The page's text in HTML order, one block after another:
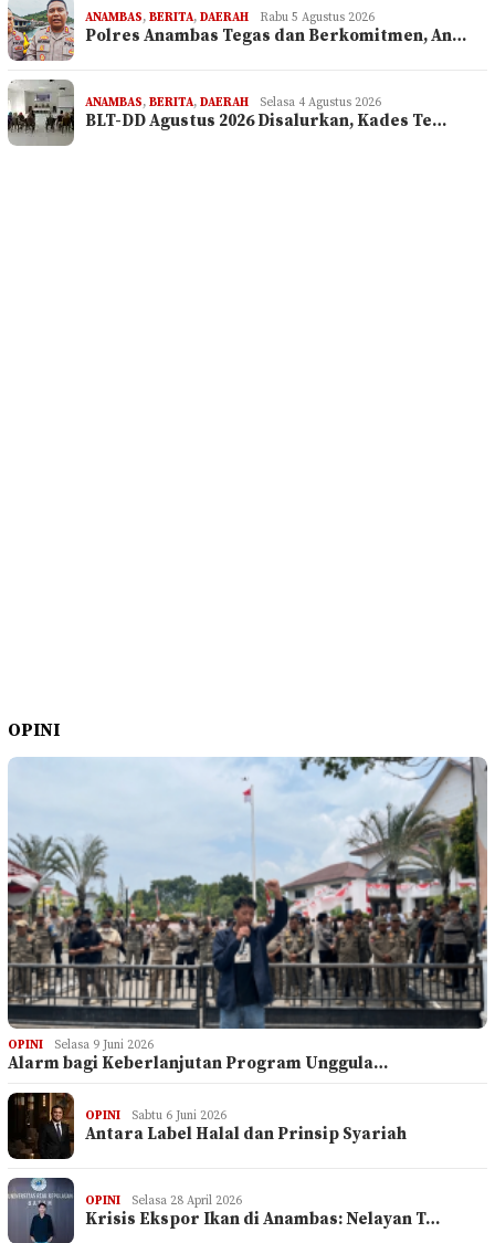
ANAMBAS, BERITA, DAERAH Rabu 5 Agustus 2026
Polres Anambas Tegas dan Berkomitmen, An…
ANAMBAS, BERITA, DAERAH Selasa 4 Agustus 2026
BLT-DD Agustus 2026 Disalurkan, Kades Te…
OPINI
OPINI Selasa 9 Juni 2026
Alarm bagi Keberlanjutan Program Unggula…
OPINI Sabtu 6 Juni 2026
Antara Label Halal dan Prinsip Syariah
OPINI Selasa 28 April 2026
Krisis Ekspor Ikan di Anambas: Nelayan T…